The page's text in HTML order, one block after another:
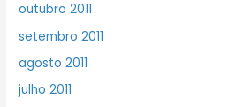
outubro 2011
setembro 2011
agosto 2011
julho 2011